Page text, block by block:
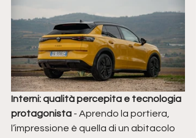
Interni: qualità percepita e tecnologia
protagonista - Aprendo la portiera,
l’impressione è quella di un abitacolo